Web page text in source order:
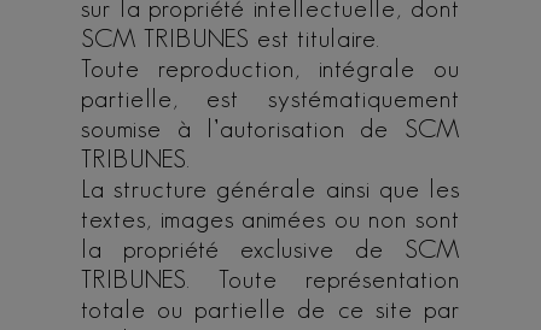
sur la propriété intellectuelle, dont
SCM TRIBUNES est titulaire.
Toute reproduction, intégrale ou
partielle, est systématiquement
soumise à l’autorisation de SCM
TRIBUNES.
La structure générale ainsi que les
textes, images animées ou non sont
la propriété exclusive de SCM
TRIBUNES. Toute représentation
totale ou partielle de ce site par